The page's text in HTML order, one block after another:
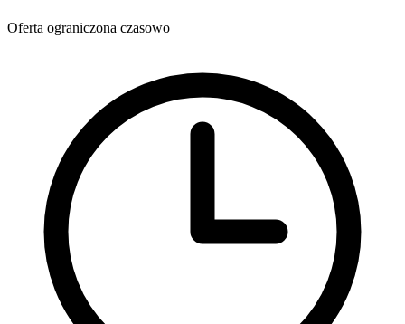
Oferta ograniczona czasowo